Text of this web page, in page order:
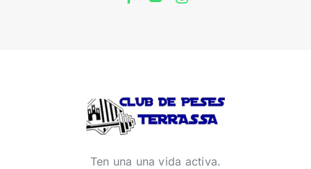
Ten una una vida activa.